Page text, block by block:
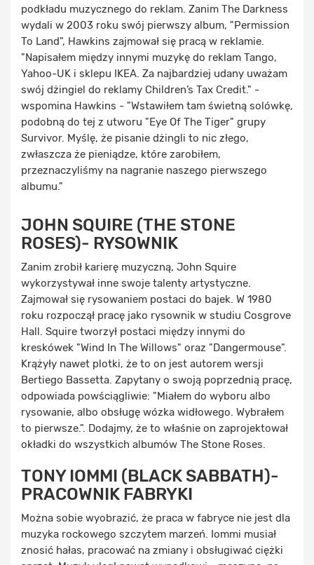
podkładu muzycznego do reklam. Zanim The Darkness
wydali w 2003 roku swój pierwszy album, "Permission
To Land", Hawkins zajmował się pracą w reklamie.
"Napisałem między innymi muzykę do reklam Tango,
Yahoo-UK i sklepu IKEA. Za najbardziej udany uważam
swój dżingiel do reklamy Children’s Tax Credit." -
wspomina Hawkins - "Wstawiłem tam świetną solówkę,
podobną do tej z utworu "Eye Of The Tiger" grupy
Survivor. Myślę, że pisanie dżingli to nic złego,
zwłaszcza że pieniądze, które zarobiłem,
przeznaczyliśmy na nagranie naszego pierwszego
albumu."
JOHN SQUIRE (THE STONE
ROSES)- RYSOWNIK
Zanim zrobił karierę muzyczną, John Squire
wykorzystywał inne swoje talenty artystyczne.
Zajmował się rysowaniem postaci do bajek. W 1980
roku rozpoczął pracę jako rysownik w studiu Cosgrove
Hall. Squire tworzył postaci między innymi do
kreskówek "Wind In The Willows" oraz "Dangermouse".
Krążyły nawet plotki, że to on jest autorem wersji
Bertiego Bassetta. Zapytany o swoją poprzednią pracę,
odpowiada powściągliwie: "Miałem do wyboru albo
rysowanie, albo obsługę wózka widłowego. Wybrałem
to pierwsze.". Dodajmy, że to właśnie on zaprojektował
okładki do wszystkich albumów The Stone Roses.
TONY IOMMI (BLACK SABBATH)-
PRACOWNIK FABRYKI
Można sobie wyobrazić, że praca w fabryce nie jest dla
muzyka rockowego szczytem marzeń. Iommi musiał
znosić hałas, pracować na zmiany i obsługiwać ciężki